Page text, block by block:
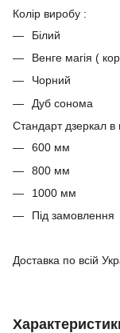
Колір виробу :
Білий
Венге магія (
Чорний
Дуб сонома
Стандарт дзеркал в
600 мм
800 мм
1000 мм
Під замовлення
Доставка по всій